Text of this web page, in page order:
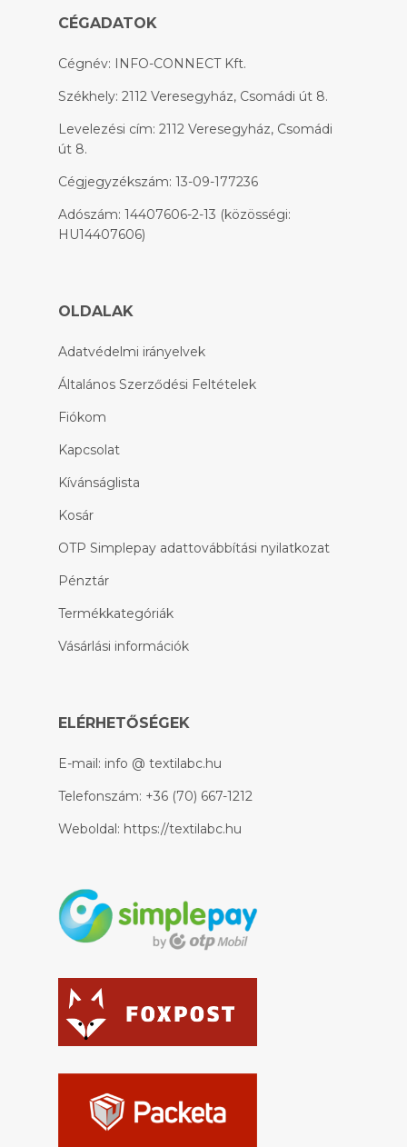
CÉGADATOK
Cégnév: INFO-CONNECT Kft.
Székhely: 2112 Veresegyház, Csomádi út 8.
Levelezési cím: 2112 Veresegyház, Csomádi
út 8.
Cégjegyzékszám: 13-09-177236
Adószám: 14407606-2-13 (közösségi:
HU14407606)
OLDALAK
Adatvédelmi irányelvek
Általános Szerződési Feltételek
Fiókom
Kapcsolat
Kívánságlista
Kosár
OTP Simplepay adattovábbítási nyilatkozat
Pénztár
Termékkategóriák
Vásárlási információk
ELÉRHETŐSÉGEK
E-mail: info @ textilabc.hu
Telefonszám: +36 (70) 667-1212
Weboldal: https://textilabc.hu